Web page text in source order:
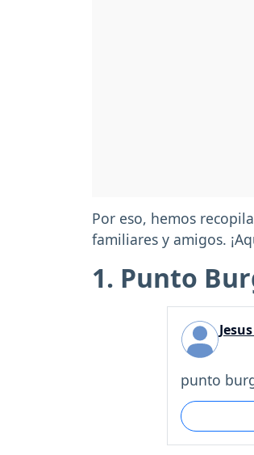
Por eso, hemos
familiares y amigos.
1. Punto
punto